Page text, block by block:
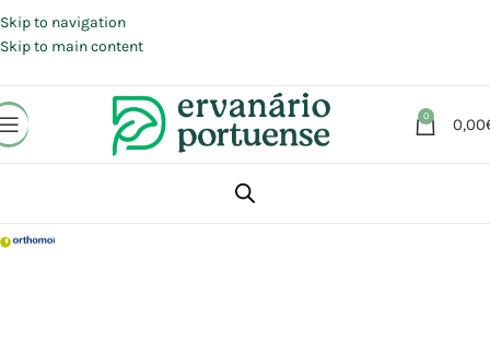
Skip to navigation
Skip to main content
0 0,00
Suplementos alimentares